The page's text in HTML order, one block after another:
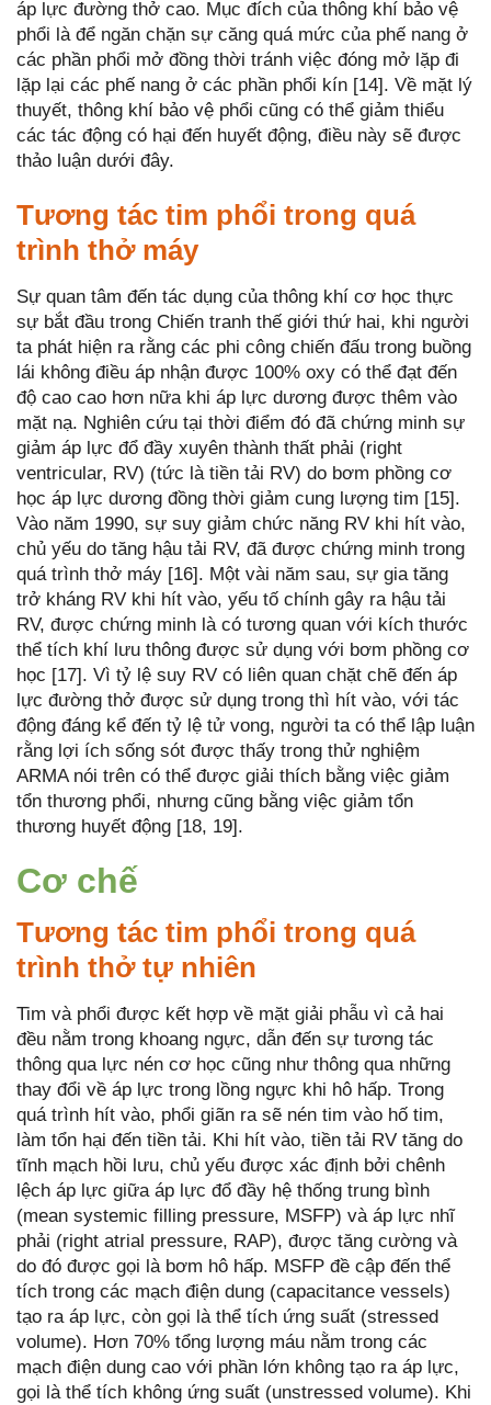
áp lực đường thở cao. Mục đích của thông khí bảo vệ
phổi là để ngăn chặn sự căng quá mức của phế nang ở
các phần phổi mở đồng thời tránh việc đóng mở lặp đi
lặp lại các phế nang ở các phần phổi kín [14]. Về mặt lý
thuyết, thông khí bảo vệ phổi cũng có thể giảm thiểu
các tác động có hại đến huyết động, điều này sẽ được
thảo luận dưới đây.
Tương tác tim phổi trong quá
trình thở máy
Sự quan tâm đến tác dụng của thông khí cơ học thực
sự bắt đầu trong Chiến tranh thế giới thứ hai, khi người
ta phát hiện ra rằng các phi công chiến đấu trong buồng
lái không điều áp nhận được 100% oxy có thể đạt đến
độ cao cao hơn nữa khi áp lực dương được thêm vào
mặt nạ. Nghiên cứu tại thời điểm đó đã chứng minh sự
giảm áp lực đổ đầy xuyên thành thất phải (right
ventricular, RV) (tức là tiền tải RV) do bơm phồng cơ
học áp lực dương đồng thời giảm cung lượng tim [15].
Vào năm 1990, sự suy giảm chức năng RV khi hít vào,
chủ yếu do tăng hậu tải RV, đã được chứng minh trong
quá trình thở máy [16]. Một vài năm sau, sự gia tăng
trở kháng RV khi hít vào, yếu tố chính gây ra hậu tải
RV, được chứng minh là có tương quan với kích thước
thể tích khí lưu thông được sử dụng với bơm phồng cơ
học [17]. Vì tỷ lệ suy RV có liên quan chặt chẽ đến áp
lực đường thở được sử dụng trong thì hít vào, với tác
động đáng kể đến tỷ lệ tử vong, người ta có thể lập luận
rằng lợi ích sống sót được thấy trong thử nghiệm
ARMA nói trên có thể được giải thích bằng việc giảm
tổn thương phổi, nhưng cũng bằng việc giảm tổn
thương huyết động [18, 19].
Cơ chế
Tương tác tim phổi trong quá
trình thở tự nhiên
Tim và phổi được kết hợp về mặt giải phẫu vì cả hai
đều nằm trong khoang ngực, dẫn đến sự tương tác
thông qua lực nén cơ học cũng như thông qua những
thay đổi về áp lực trong lồng ngực khi hô hấp. Trong
quá trình hít vào, phổi giãn ra sẽ nén tim vào hố tim,
làm tổn hại đến tiền tải. Khi hít vào, tiền tải RV tăng do
tĩnh mạch hồi lưu, chủ yếu được xác định bởi chênh
lệch áp lực giữa áp lực đổ đầy hệ thống trung bình
(mean systemic filling pressure, MSFP) và áp lực nhĩ
phải (right atrial pressure, RAP), được tăng cường và
do đó được gọi là bơm hô hấp. MSFP đề cập đến thể
tích trong các mạch điện dung (capacitance vessels)
tạo ra áp lực, còn gọi là thể tích ứng suất (stressed
volume). Hơn 70% tổng lượng máu nằm trong các
mạch điện dung cao với phần lớn không tạo ra áp lực,
gọi là thể tích không ứng suất (unstressed volume). Khi